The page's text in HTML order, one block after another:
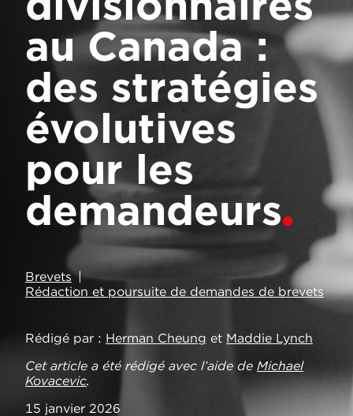
au Canada :
des stratégies
évolutives
pour les
demandeurs
Brevets
Rédaction et poursuite de demandes de brevets
Rédigé par Herman Cheung et Maddie Lynch
Cet article a été rédigé avec l’aide de Michael
Kovacevic.
15 janvier 2026